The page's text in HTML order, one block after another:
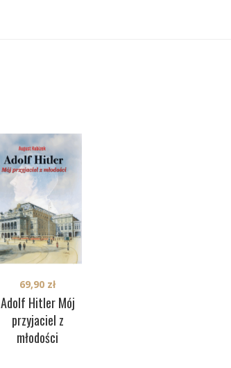
Adolf Hitler Mój
przyjaciel z
młodości
69,90 zł